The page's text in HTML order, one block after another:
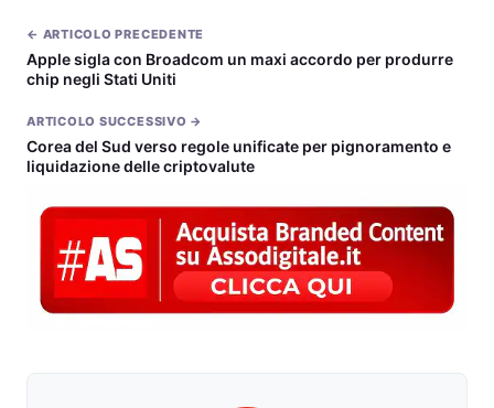
← ARTICOLO PRECEDENTE
Apple sigla con Broadcom un maxi accordo per produrre
chip negli Stati Uniti
ARTICOLO SUCCESSIVO →
Corea del Sud verso regole unificate per pignoramento e
liquidazione delle criptovalute